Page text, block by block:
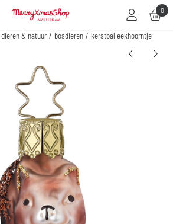
Kies instellingen of sta alle cookies toe.0
dieren & natuur / bosdieren / kerstbal eekhoorntje